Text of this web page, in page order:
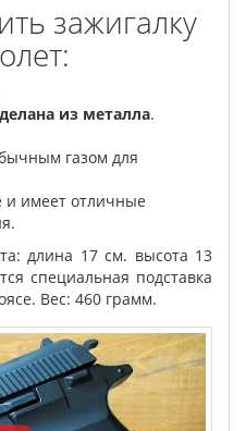
зажигалку
из металла.
газом для
и имеет отличные
длина 17 см. высота 13
специальная подставка
Вес: 460 грамм.